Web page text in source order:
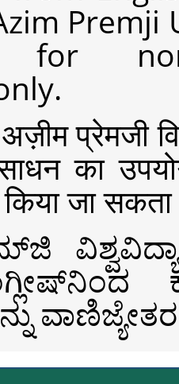
Premji
non-
प्रेमजी
का
किया जा